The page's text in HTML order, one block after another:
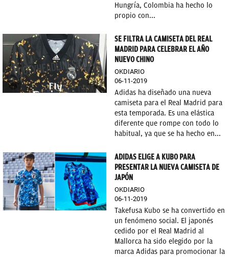
Hungría, Colombia ha hecho lo
propio con...
SE FILTRA LA CAMISETA DEL REAL
MADRID PARA CELEBRAR EL AÑO
NUEVO CHINO
OKDIARIO
06-11-2019
Adidas ha diseñado una nueva
camiseta para el Real Madrid para
esta temporada. Es una elástica
diferente que rompe con todo lo
habitual, ya que se ha hecho en...
ADIDAS ELIGE A KUBO PARA
PRESENTAR LA NUEVA CAMISETA DE
JAPÓN
OKDIARIO
06-11-2019
Takefusa Kubo se ha convertido en
un fenómeno social. El japonés
cedido por el Real Madrid al
Mallorca ha sido elegido por la
marca Adidas para promocionar la